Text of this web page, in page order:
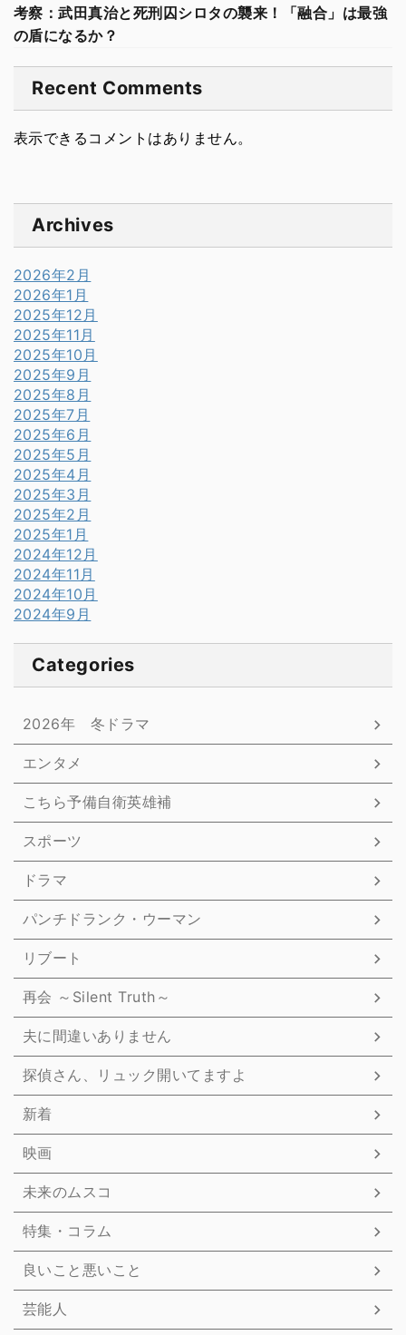
考察：武田真治と死刑囚シロタの襲来！「融合」は最強
の盾になるか？
Recent Comments
表示できるコメントはありません。
Archives
2026年2月
2026年1月
2025年12月
2025年11月
2025年10月
2025年9月
2025年8月
2025年7月
2025年6月
2025年5月
2025年4月
2025年3月
2025年2月
2025年1月
2024年12月
2024年11月
2024年10月
2024年9月
Categories
2026年 冬ドラマ
エンタメ
こちら予備自衛英雄補
スポーツ
ドラマ
パンチドランク・ウーマン
リブート
再会 ～Silent Truth～
夫に間違いありません
探偵さん、リュック開いてますよ
新着
映画
未来のムスコ
特集・コラム
良いこと悪いこと
芸能人